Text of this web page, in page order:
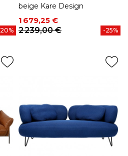
beige Kare Design
Prix
1 679,25 €
Prix de base
2 239,00 €
-25%